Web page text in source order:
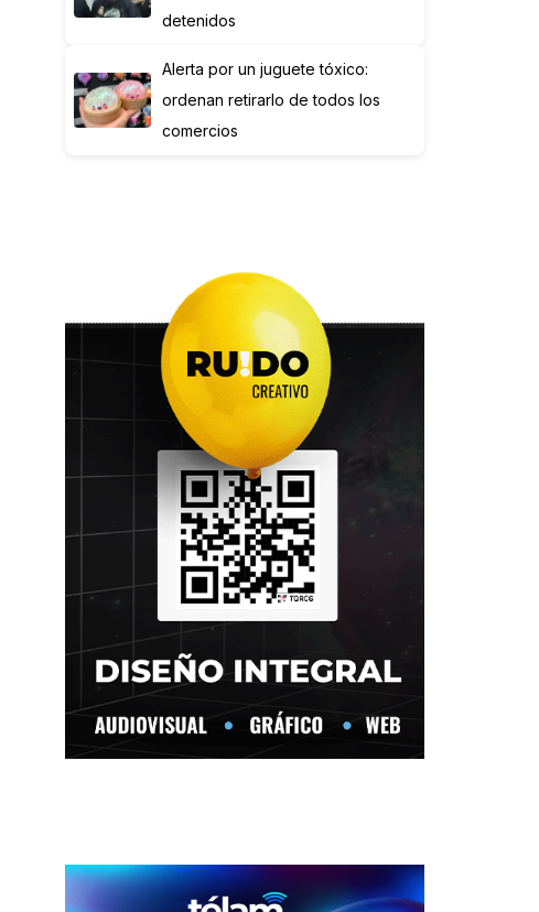
detenidos
Alerta por un juguete tóxico:
ordenan retirarlo de todos los
comercios